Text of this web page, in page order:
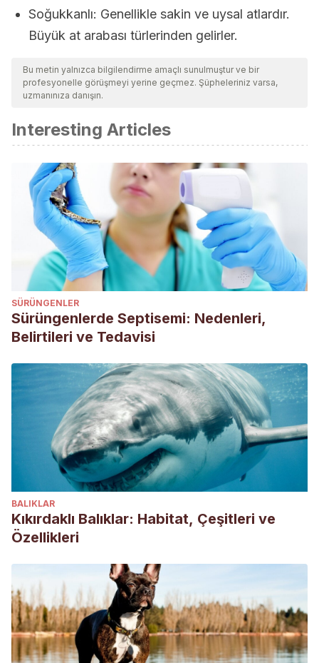
Soğukkanlı: Genellikle sakin ve uysal atlardır.
Büyük at arabası türlerinden gelirler.
Bu metin yalnızca bilgilendirme amaçlı sunulmuştur ve bir
profesyonelle görüşmeyi yerine geçmez. Şüpheleriniz varsa,
uzmanınıza danışın.
Interesting Articles
SÜRÜNGENLER
Sürüngenlerde Septisemi: Nedenleri,
Belirtileri ve Tedavisi
BALIKLAR
Kıkırdaklı Balıklar: Habitat, Çeşitleri ve
Özellikleri